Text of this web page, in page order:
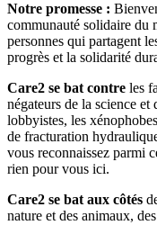
Notre promesse :
communauté solidaire du
personnes qui partagent
progrès et la solidarité
Care2 se bat contre les
négateurs de la science et
lobbyistes, les
de fracturation
vous reconnaissez parmi
rien pour vous ici.
Care2 se bat aux côtés
nature et des animaux,